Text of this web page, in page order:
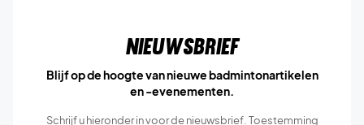
Nieuwsbrief
Blijf op de hoogte van nieuwe badmintonartikelen
en -evenementen.
Schrijf u hieronder in voor de nieuwsbrief. Toestemming